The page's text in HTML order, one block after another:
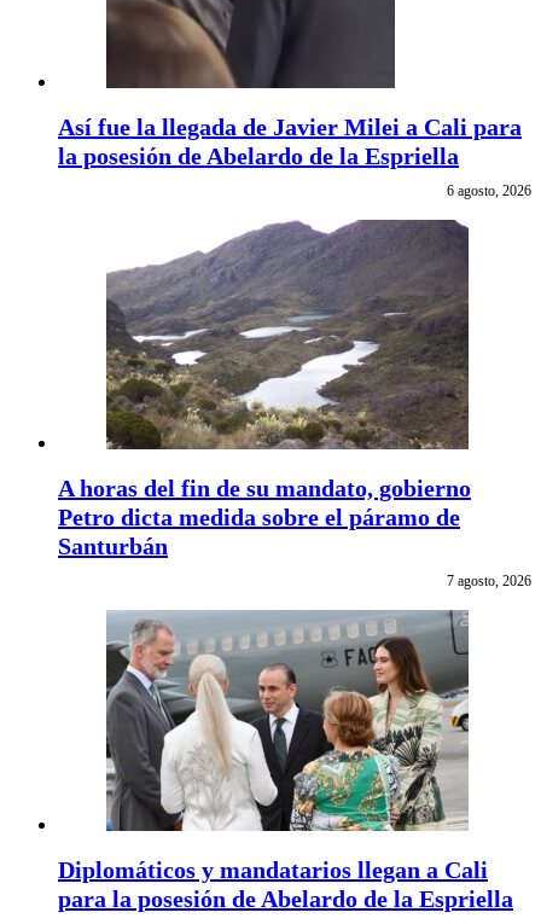
Así fue la llegada de Javier Milei a Cali para
la posesión de Abelardo de la Espriella
6 agosto, 2026
A horas del fin de su mandato, gobierno
Petro dicta medida sobre el páramo de
Santurbán
7 agosto, 2026
Diplomáticos y mandatarios llegan a Cali
para la posesión de Abelardo de la Espriella